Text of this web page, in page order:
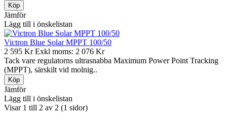
Jämför
Lägg till i önskelistan
Victron Blue Solar MPPT 100/50
2 595 KrExkl moms: 2 076 Kr
Tack vare regulatorns ultrasnabba Maximum Power Point Tracking
(MPPT), särskilt vid molnig..
Jämför
Lägg till i önskelistan
Visar 1 till 2 av 2 (1 sidor)